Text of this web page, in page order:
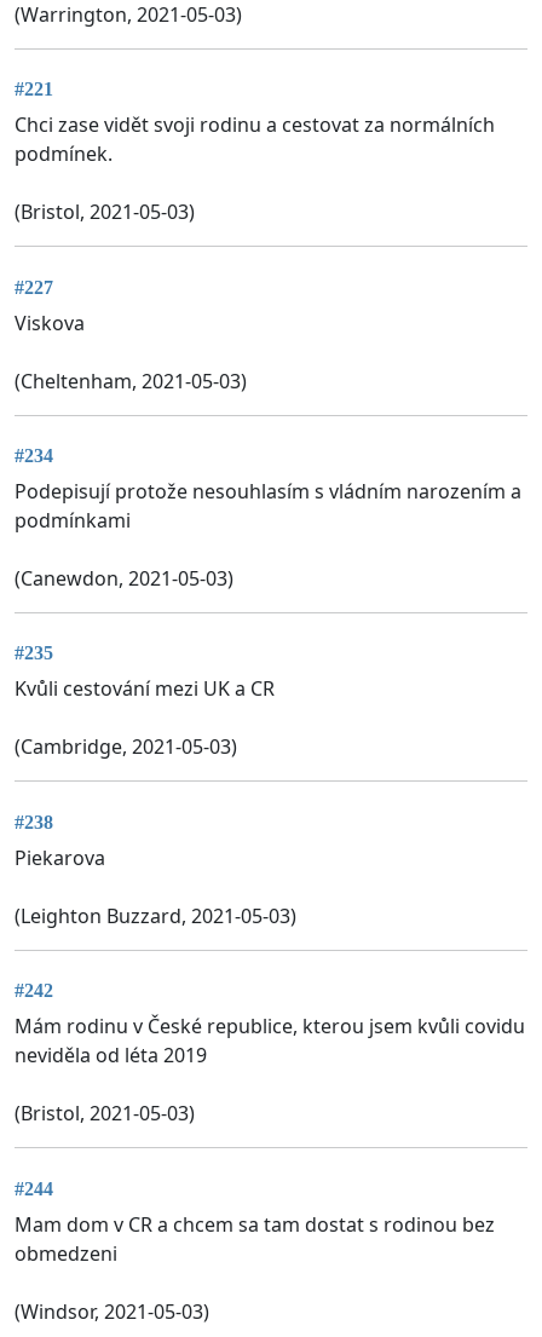
(Warrington, 2021-05-03)
#221
Chci zase vidět svoji rodinu a cestovat za normálních
podmínek.
(Bristol, 2021-05-03)
#227
Viskova
(Cheltenham, 2021-05-03)
#234
Podepisují protože nesouhlasím s vládním narozením a
podmínkami
(Canewdon, 2021-05-03)
#235
Kvůli cestování mezi UK a CR
(Cambridge, 2021-05-03)
#238
Piekarova
(Leighton Buzzard, 2021-05-03)
#242
Mám rodinu v České republice, kterou jsem kvůli covidu
neviděla od léta 2019
(Bristol, 2021-05-03)
#244
Mam dom v CR a chcem sa tam dostat s rodinou bez
obmedzeni
(Windsor, 2021-05-03)